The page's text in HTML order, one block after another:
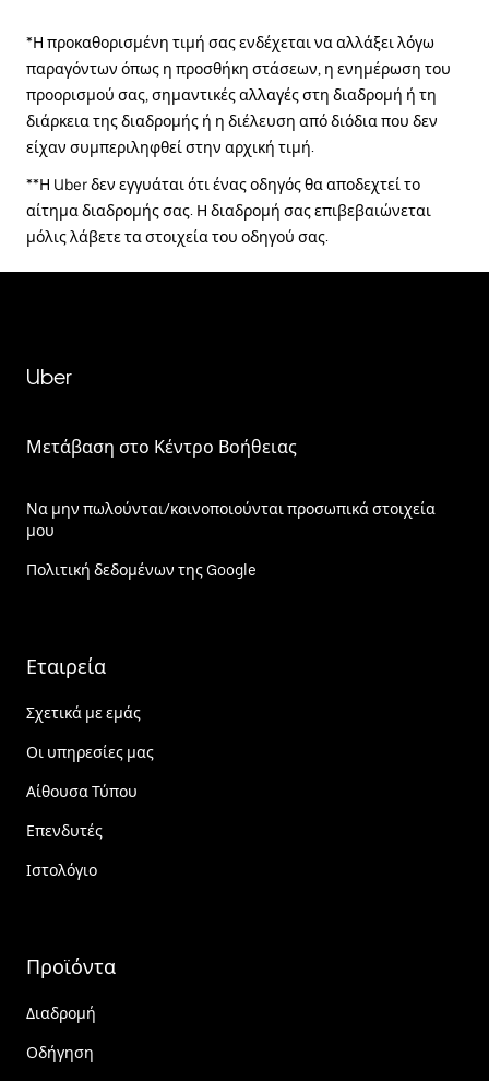
*Η προκαθορισμένη τιμή σας ενδέχεται να αλλάξει λόγω
παραγόντων όπως η προσθήκη στάσεων, η ενημέρωση του
προορισμού σας, σημαντικές αλλαγές στη διαδρομή ή τη
διάρκεια της διαδρομής ή η διέλευση από διόδια που δεν
είχαν συμπεριληφθεί στην αρχική τιμή.
**Η Uber δεν εγγυάται ότι ένας οδηγός θα αποδεχτεί το
αίτημα διαδρομής σας. Η διαδρομή σας επιβεβαιώνεται
μόλις λάβετε τα στοιχεία του οδηγού σας.
Uber
Μετάβαση στο Κέντρο Βοήθειας
Να μην πωλούνται/κοινοποιούνται προσωπικά στοιχεία
μου
Πολιτική δεδομένων της Google
Εταιρεία
Σχετικά με εμάς
Οι υπηρεσίες μας
Αίθουσα Τύπου
Επενδυτές
Ιστολόγιο
Προϊόντα
Διαδρομή
Οδήγηση